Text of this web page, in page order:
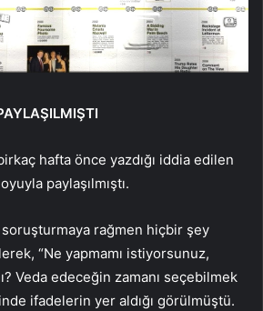
hafta önce yazdığı iddia edilen
paylaşılmıştı.
rağmen hiçbir şey
“Ne yapmamı istiyorsunuz,
Veda edeceğin zamanı seçebilmek
ifadelerin yer aldığı görülmüştü.